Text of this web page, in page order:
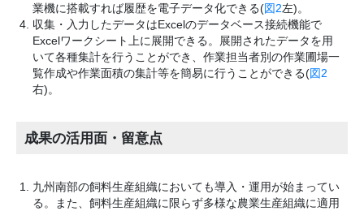
業機に搭載すれば履歴を電子データ化できる(図2左)。
収集・入力したデータはExcelのデータベース接続機能で
Excelワークシート上に展開できる。展開されたデータを用
いて各種集計を行うことができ、作業担当者別の作業圃場一
覧作成や作業面積の集計等を簡易に行うことができる(図2
右)。
成果の活用面・留意点
九州南部の飼料生産組織においても導入・運用が始まってい
る。また、飼料生産組織に限らず多様な農業生産組織に適用